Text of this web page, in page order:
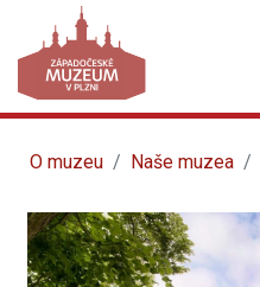
O muzeu Naše muzea